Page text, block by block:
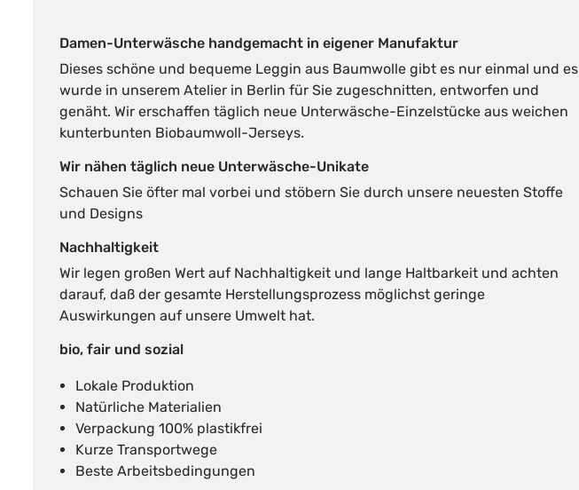
Damen-Unterwäsche handgemacht in eigener Manufaktur
Dieses schöne und bequeme Leggin aus Baumwolle gibt es nur einmal und es
wurde in unserem Atelier in Berlin für Sie zugeschnitten, entworfen und
genäht. Wir erschaffen täglich neue Unterwäsche-Einzelstücke aus weichen
kunterbunten Biobaumwoll-Jerseys.
Wir nähen täglich neue Unterwäsche-Unikate
Schauen Sie öfter mal vorbei und stöbern Sie durch unsere neuesten Stoffe
und Designs
Nachhaltigkeit
Wir legen großen Wert auf Nachhaltigkeit und lange Haltbarkeit und achten
darauf, daß der gesamte Herstellungsprozess möglichst geringe
Auswirkungen auf unsere Umwelt hat.
bio, fair und sozial
Lokale Produktion
Natürliche Materialien
Verpackung 100% plastikfrei
Kurze Transportwege
Beste Arbeitsbedingungen